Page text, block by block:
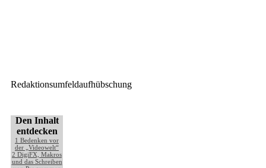
Redaktionsumfeldaufhübschung
Den Inhalt
entdecken
1 Bedenken vor
der „Videowelt“
2 DigiFX, Makros
und das Schreiben